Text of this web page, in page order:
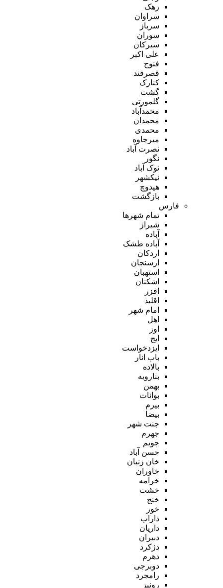
زهک
سراوان
سرباز
سوران
سیرکان
علی اکبر
فنوج
قصرقند
کنارک
گشت
گلمورتی
محمدآباد
محمدان
محمدی
میرجاوه
نصرت آباد
نگور
نوک آباد
نیکشهر
هیدوچ
بازگشت
فارس
تمام شهر‌ها
شیراز
آباده
آباده طشک
اردکان
ارسنجان
استهبان
اشکنان
افزر
اقلید
امام شهر
اهل
اوز
ایج
ایزدخواست
باب انار
بالاده
بنارویه
بهمن
بوانات
بیرم
بیضا
جنت شهر
جهرم
جویم
حسن آباد
خان زنیان
خاوران
خرامه
خشت
خنج
خور
داراب
داریان
دبیران
دژکرد
دهرم
دوبرجی
رامجرد
رونیز